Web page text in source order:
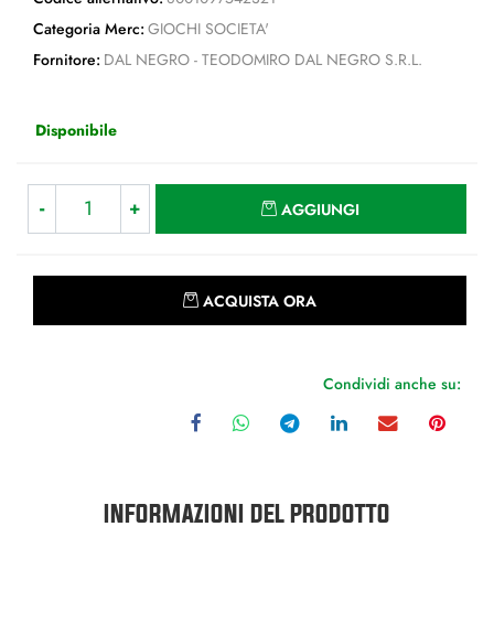
Categoria Merc: GIOCHI SOCIETA'
Fornitore: DAL NEGRO - TEODOMIRO DAL NEGRO S.R.L.
Disponibile
AGGIUNGI
ACQUISTA ORA
Condividi anche su:
INFORMAZIONI DEL PRODOTTO